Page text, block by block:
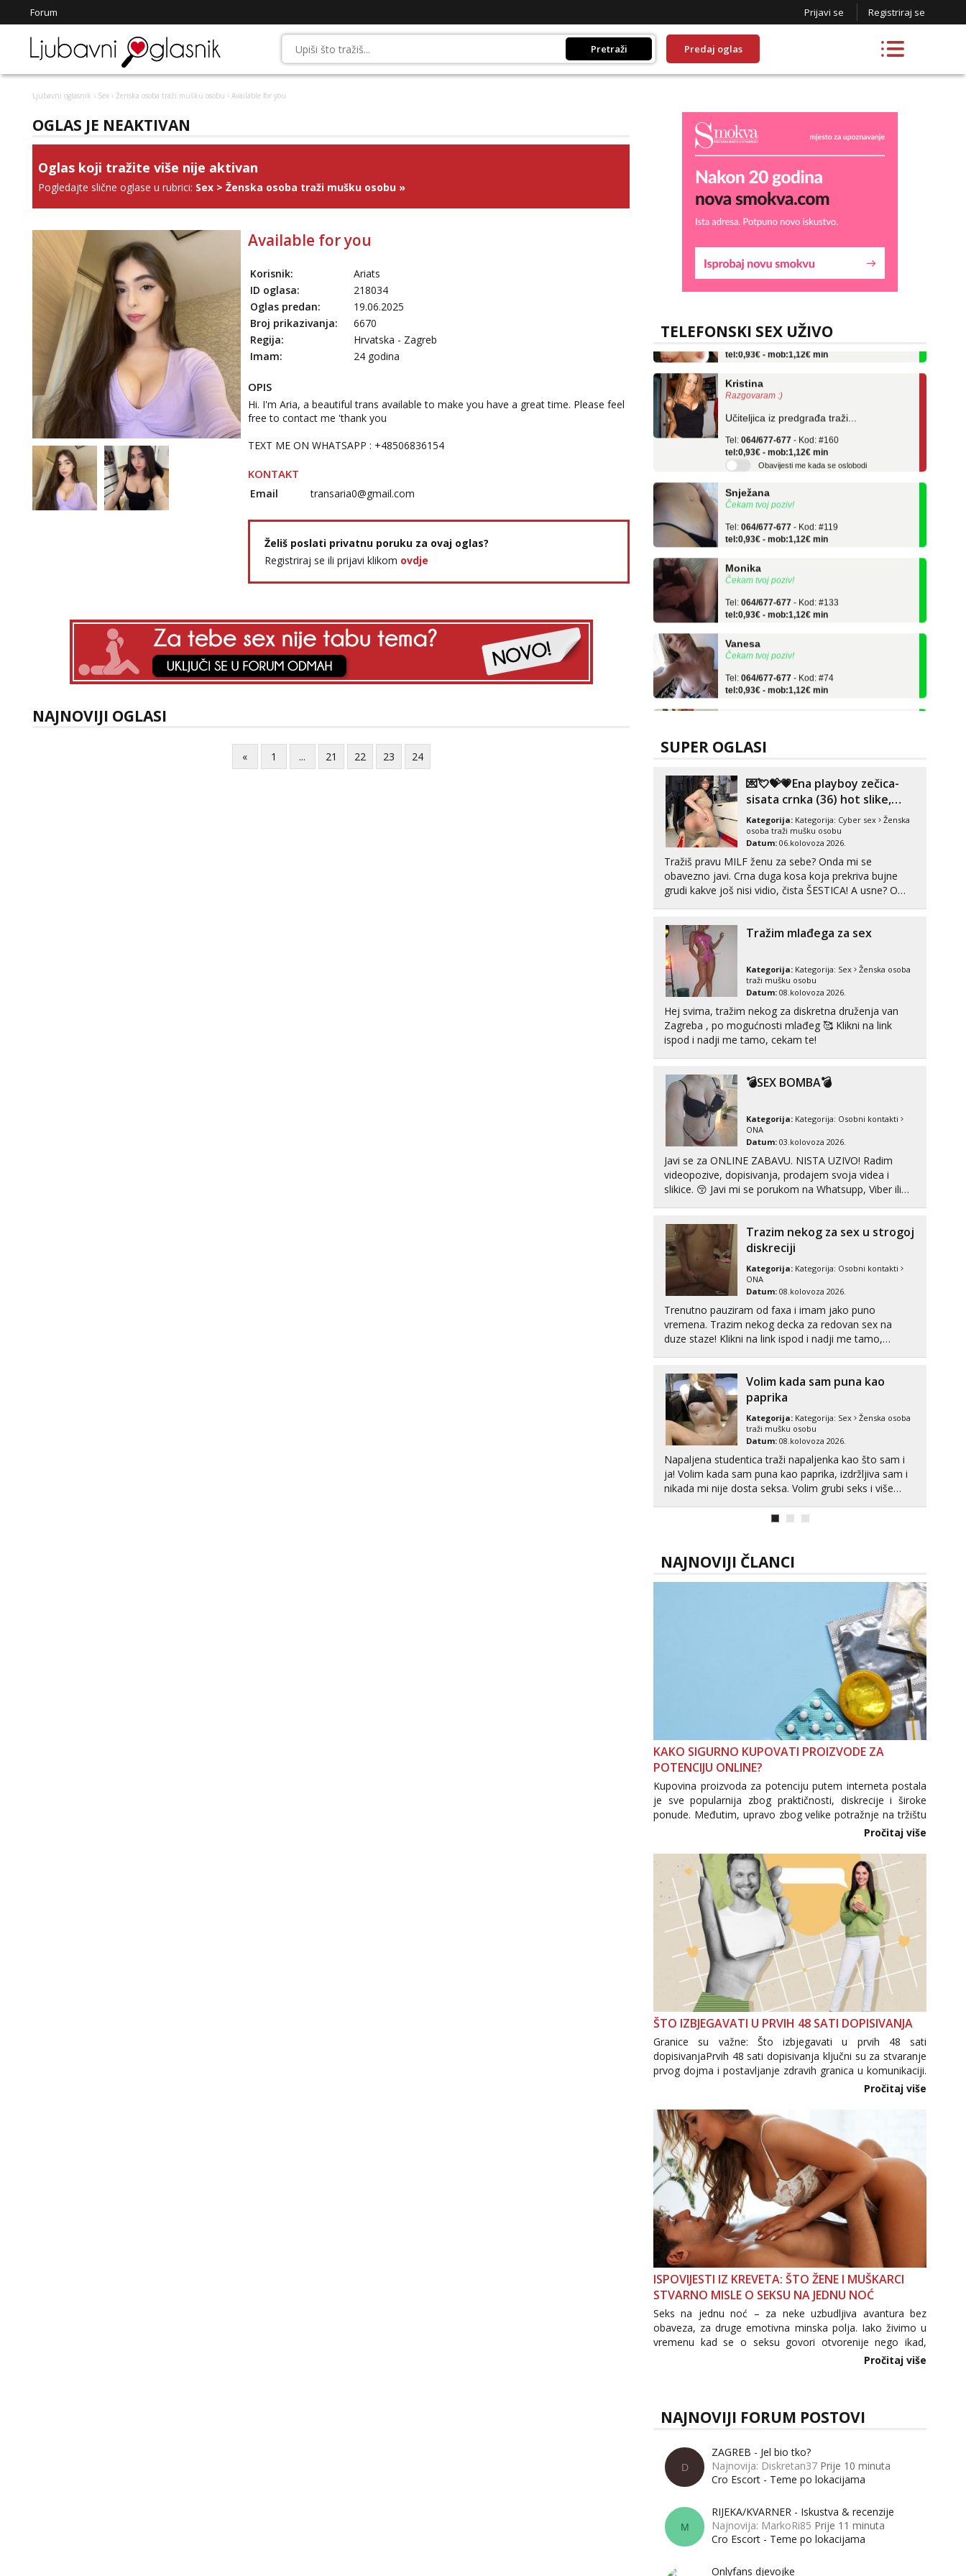
Forum Prijavi se Registriraj se
Pretraži Predaj oglas
Ljubavni oglasnik › Sex › Ženska osoba traži mušku osobu › Available for you
OGLAS JE NEAKTIVAN
Oglas koji tražite više nije aktivan
Pogledajte slične oglase u rubrici: Sex > Ženska osoba traži mušku osobu »
Available for you
Korisnik:
Ariats
ID oglasa:
218034
Oglas predan:
19.06.2025
Broj prikazivanja:
6670
Regija:
Hrvatska - Zagreb
Imam:
24 godina
OPIS
Hi. I'm Aria, a beautiful trans available to make you have a great time. Please feel
free to contact me 'thank you
TEXT ME ON WHATSAPP : +48506836154
KONTAKT
Email transaria0@gmail.com
Želiš poslati privatnu poruku za ovaj oglas?
Registriraj se ili prijavi klikom ovdje
NAJNOVIJI OGLASI
« 1 ... 21 22 23 24
TELEFONSKI SEX UŽIVO
Liliana
Tel:064/677-677 - Kod: #69
Razgovaram :)
064/677-677
- Kod: #160
tel:0,93€ - mob:1,12€ min
Obavijesti me kada se oslobodi
Čekam tvoj poziv!
tel:0,93€ - mob:1,12€ min
Čekam tvoj poziv!
tel:0,93€ - mob:1,12€ min
Čekam tvoj poziv!
tel:0,93€ - mob:1,12€ min
Tel: 064/677-677
tel:0,93€ - mob:1,12€ min
Zara
Čekam tvoj poziv!
064/677-677
- Kod: #123
tel:0,93€ - mob:1,12€ min
Anđela
Čekam tvoj poziv!
Tel:064/677-677- Kod: #142
Liliana
064/677-677 - Kod: #69
tel:0,93€ - mob:1,12€ min
Kristina
Razgovaram :)
Učiteljica iz predgrađa traži...
tel:0,93€ - mob:1,12€ min
Obavijesti me kada se oslobodi
Snježana
Čekam tvoj poziv!
tel:0,93€ - mob:1,12€ min
Monika
Tel: 064/677-677
- Kod: #133
tel:0,93€ - mob:1,12€ min
Vanesa
Čekam tvoj poziv!
tel:0,93€ - mob:1,12€ min
Ivančica
Čekam tvoj poziv!
Tel: 064/677-677 - Kod: #108
tel:0,93€ - mob:1,12€ min
Zara
Čekam tvoj poziv!
tel:0,93€ - mob:1,12€ min
Anđela
Čekam tvoj poziv!
SUPER OGLASI
💌💘💝💗Ena playboy zečica-
sisata crnka (36) hot slike,
videa i c2c💗
Kategorija: Kategorija: Cyber sex
Ženska
osoba traži mušku osobu
Datum: 06.kolovoza 2026.
Tražiš pravu MILF ženu za sebe? Onda mi se
obavezno javi. Crna duga kosa koja prekriva bujne
grudi kakve još nisi vidio, čista ŠESTICA! A usne? O
nisi vidio. Uvijek sam spremna za ONLOINE zabavu...
Tražim mlađega za sex
Kategorija: Kategorija: Sex
Ženska osoba
traži mušku osobu
Datum: 08.kolovoza 2026.
Hej svima, tražim nekog za diskretna druženja van
Zagreba , po mogućnosti mlađeg 🥰 Klikni na link
ispod i nadji me tamo, cekam te!
💣SEX BOMBA💣
Kategorija: Kategorija: Osobni kontakti
ONA
Datum: 03.kolovoza 2026.
Javi se za ONLINE ZABAVU. NISTA UZIVO! Radim
videopozive, dopisivanja, prodajem svoja videa i
slikice. 😚 Javi mi se porukom na Whatsupp, Viber ili
Trazim nekog za sex u strogoj
diskreciji
Kategorija: Kategorija: Osobni kontakti
ONA
Datum: 08.kolovoza 2026.
Trenutno pauziram od faxa i imam jako puno
vremena. Trazim nekog decka za redovan sex na
duze staze! Klikni na link ispod i nadji me tamo,
Volim kada sam puna kao
paprika
Kategorija: Kategorija: Sex
Ženska osoba
traži mušku osobu
Datum: 08.kolovoza 2026.
Napaljena studentica traži napaljenka kao što sam i
ja! Volim kada sam puna kao paprika, izdržljiva sam i
nikada mi nije dosta seksa. Volim grubi seks i više
NAJNOVIJI ČLANCI
KAKO SIGURNO KUPOVATI PROIZVODE ZA
POTENCIJU ONLINE?
Kupovina proizvoda za potenciju putem interneta postala
je sve popularnija zbog praktičnosti, diskrecije i široke
ponude. Međutim, upravo zbog velike potražnje na tržištu
se pojavljuju i brojni krivotvoreni proizvodi, nepouzdane
internetske trgovine te proizvodi nepoznatog podrijetla. ...
Pročitaj više
ŠTO IZBJEGAVATI U PRVIH 48 SATI DOPISIVANJA
Granice su važne: Što izbjegavati u prvih 48 sati
dopisivanjaPrvih 48 sati dopisivanja ključni su za stvaranje
prvog dojma i postavljanje zdravih granica u komunikaciji.
Važno je izbjeći prebrzo otkrivanje osobnih ili intimnih
informacija, jer nepoznata osoba još nije zaslužila to
povjerenje. Takođe...
Pročitaj više
ISPOVIJESTI IZ KREVETA: ŠTO ŽENE I MUŠKARCI
STVARNO MISLE O SEKSU NA JEDNU NOĆ
Seks na jednu noć – za neke uzbudljiva avantura bez
obaveza, za druge emotivna minska polja. Iako živimo u
vremenu kad se o seksu govori otvorenije nego ikad,
tema „jedne noći strasti“ i dalje izaziva burne rasprave. Što
Pročitaj više
NAJNOVIJI FORUM POSTOVI
D
ZAGREB - Jel bio tko?
Najnovija: Diskretan37 Prije 10 minuta
Cro Escort - Teme po lokacijama
M
RIJEKA/KVARNER - Iskustva & recenzije
Najnovija: MarkoRi85 Prije 11 minuta
Cro Escort - Teme po lokacijama
Onlyfans djevojke